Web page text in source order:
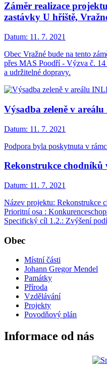
Záměr realizace
zastávky U hřiště,
Datum: 11. 7. 2021
Obec Vražné bude na tento
přes MAS Poodří - Výzva č.
a udržitelné dopravy.
Výsadba zeleně v
Datum: 11. 7. 2021
Podpora byla poskytnuta v
Rekonstrukce chodníků
Datum: 11. 7. 2021
Název projektu: Rekonstrukce
Prioritní osa :
Specifický cíl 1.2.: Zvýšení
Obec
Místní části
Johann Gregor Mendel
Památky
Příroda
Vzdělávání
Projekty
Povodňový plán
Informace od nás